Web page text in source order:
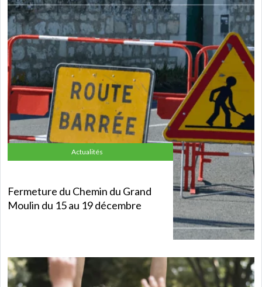
Actualités
Fermeture du Chemin du Grand
Moulin du 15 au 19 décembre